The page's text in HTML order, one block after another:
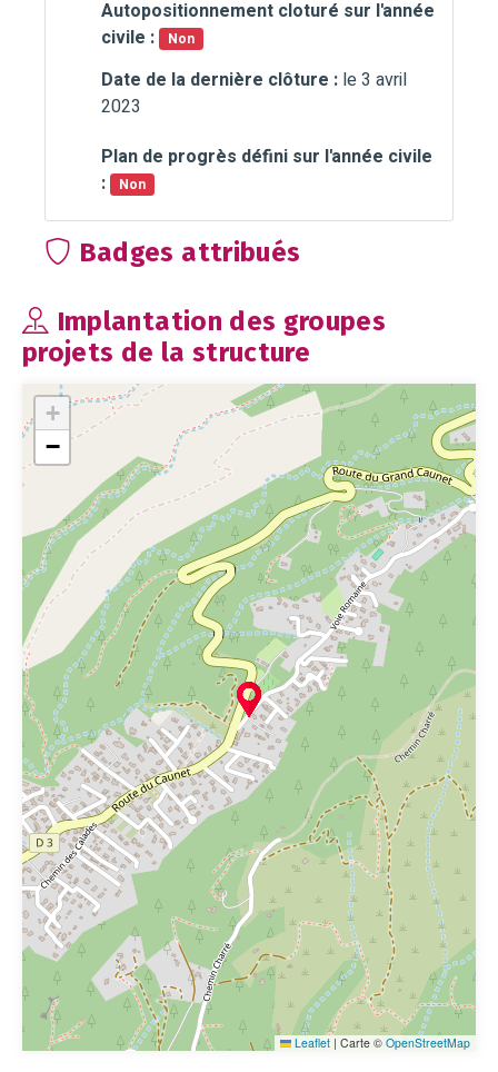
Autopositionnement cloturé sur l'année
civile :
Non
Date de la dernière clôture : le 3 avril
2023
Plan de progrès défini sur l'année civile
:
Non
Badges attribués
Implantation des groupes
projets de la structure
+
−
Leaflet | Carte © OpenStreetMap